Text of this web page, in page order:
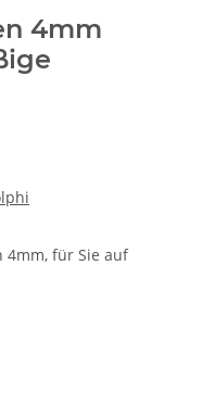
4mm
4mm, für Sie auf